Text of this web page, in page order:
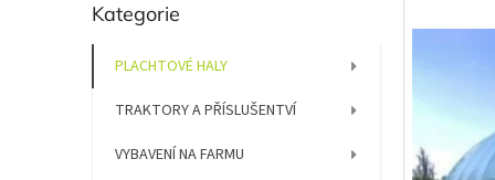
o
s
r
Přeskočit
Kategorie
PLACHTOVÉ HALY
TRAKTORY A PŘÍSLUŠENTVÍ
VYBAVENÍ NA FARMU